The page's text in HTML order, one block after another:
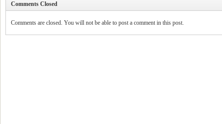
Comments Closed
Comments are closed. You will not be able to post a comment in this post.